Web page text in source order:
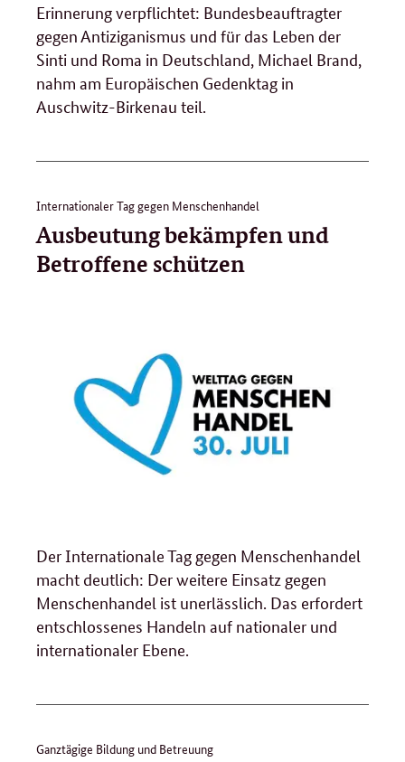
Erinnerung verpflichtet: Bundesbeauftragter
gegen Antiziganismus und für das Leben der
Sinti und Roma in Deutschland, Michael Brand,
nahm am Europäischen Gedenktag in
Auschwitz-Birkenau teil.
Internationaler Tag gegen Menschenhandel
Ausbeutung bekämpfen und
Betroffene schützen
Der Internationale Tag gegen Menschenhandel
macht deutlich: Der weitere Einsatz gegen
Menschenhandel ist unerlässlich. Das erfordert
entschlossenes Handeln auf nationaler und
internationaler Ebene.
Ganztägige Bildung und Betreuung